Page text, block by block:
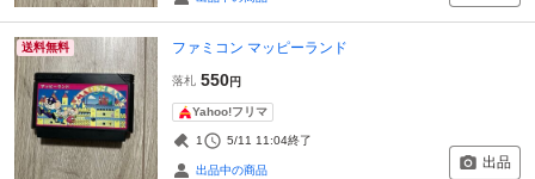
送料無料 ファミコン マッピーランド
落札 550円
Yahoo!フリマ
1 5/11 11:04終了
出品中の商品 出品